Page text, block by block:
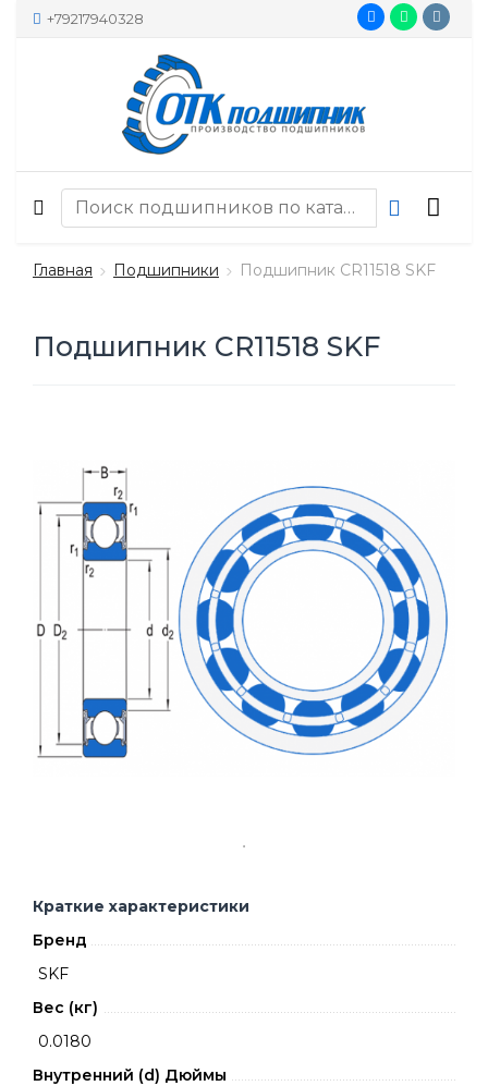
+79217940328
Главная Подшипники Подшипник CR11518 SKF
Подшипник CR11518 SKF
Краткие характеристики
Бренд
SKF
Вес (кг)
0.0180
Внутренний (d) Дюймы